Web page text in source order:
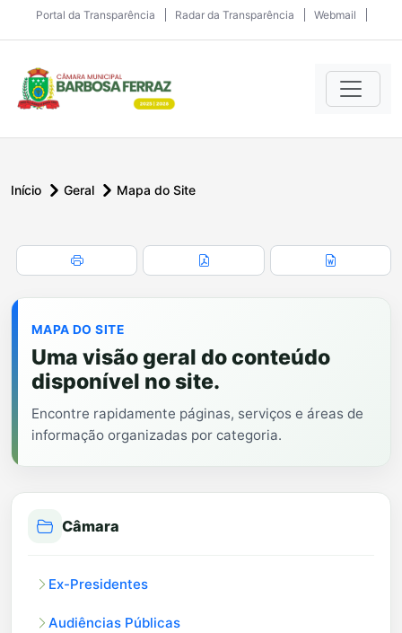
Portal da Transparência Radar da Transparência Webmail
Início Geral Mapa do Site
MAPA DO SITE
Uma visão geral do conteúdo
disponível no site.
Encontre rapidamente páginas, serviços e áreas de
informação organizadas por categoria.
Câmara
Ex-Presidentes
Audiências Públicas